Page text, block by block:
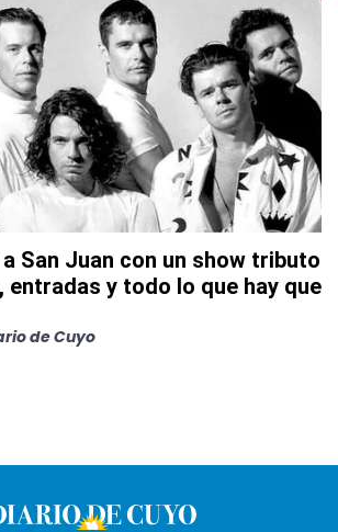
a San Juan con un show tributo
entradas y todo lo que hay que
de Cuyo